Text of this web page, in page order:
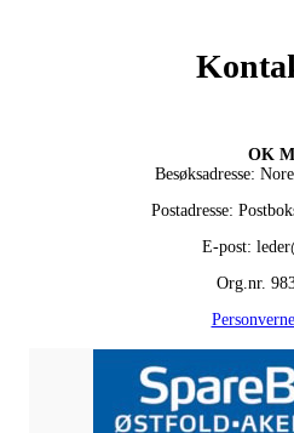
OK
Besøksadresse:
Postadresse:
E-post:
Org.nr.